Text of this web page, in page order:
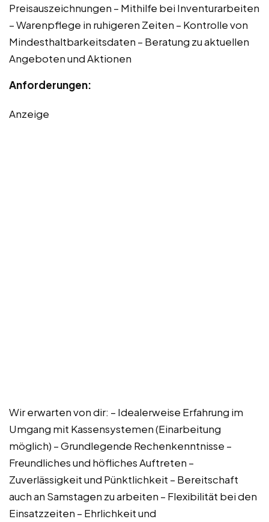
Preisauszeichnungen – Mithilfe bei Inventurarbeiten
– Warenpflege in ruhigeren Zeiten – Kontrolle von
Mindesthaltbarkeitsdaten – Beratung zu aktuellen
Angeboten und Aktionen
Anforderungen:
Anzeige
Wir erwarten von dir: – Idealerweise Erfahrung im
Umgang mit Kassensystemen (Einarbeitung
möglich) – Grundlegende Rechenkenntnisse –
Freundliches und höfliches Auftreten –
Zuverlässigkeit und Pünktlichkeit – Bereitschaft
auch an Samstagen zu arbeiten – Flexibilität bei den
Einsatzzeiten – Ehrlichkeit und